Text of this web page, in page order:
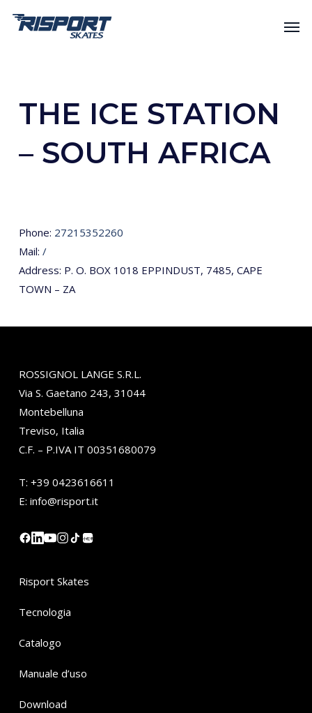
THE ICE STATION
– SOUTH AFRICA
Phone: 27215352260
Mail: /
Address: P. O. BOX 1018 EPPINDUST, 7485, CAPE
TOWN – ZA
ROSSIGNOL LANGE S.R.L.
Via S. Gaetano 243, 31044
Montebelluna
Treviso, Italia
C.F. – P.IVA IT 00351680079
T: +39 0423616611
E: info@risport.it
小红书
Risport Skates
Tecnologia
Catalogo
Manuale d’uso
Download